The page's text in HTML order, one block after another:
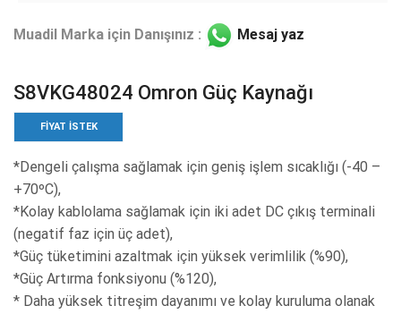
Muadil Marka için Danışınız : Mesaj yaz
S8VKG48024 Omron Güç Kaynağı
FIYAT ISTEK
*Dengeli çalışma sağlamak için geniş işlem sıcaklığı (-40 –
+70ºC),
*Kolay kablolama sağlamak için iki adet DC çıkış terminali
(negatif faz için üç adet),
*Güç tüketimini azaltmak için yüksek verimlilik (%90),
*Güç Artırma fonksiyonu (%120),
* Daha yüksek titreşim dayanımı ve kolay kuruluma olanak